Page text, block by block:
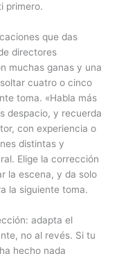
primero.
que das
directores
muchas ganas y una
cuatro o cinco
toma. «Habla más
despacio, y recuerda
con experiencia o
distintas y
Elige la corrección
la escena, y da solo
la siguiente toma.
adapta el
no al revés. Si tu
hecho nada